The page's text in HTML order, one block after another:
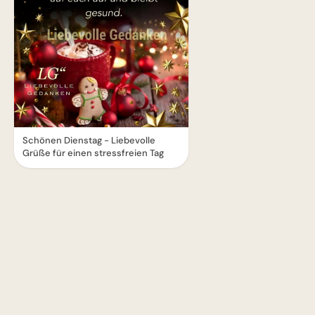
Schönen Dienstag - Liebevolle
Grüße für einen stressfreien Tag